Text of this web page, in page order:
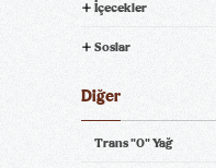
İçecekler
Soslar
Diğer
Trans "0" Yağ